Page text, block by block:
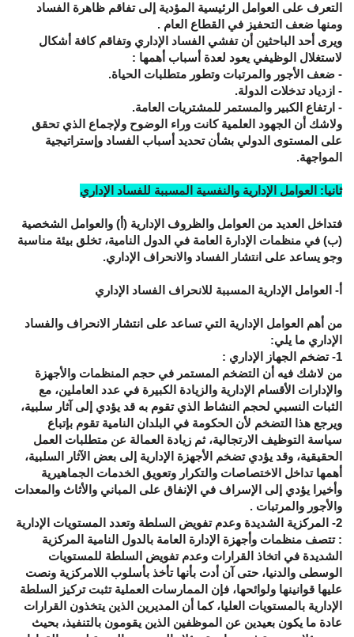
التعرف على العوامل الرئيسية المؤدية إلى تفاقم ظاهرة الفساد
ومنها ضعف التحفيز في القطاع العام .
ويرى أحد الباحثين أن تفشي الفساد الإداري وتفاقم كافة أشكال
لاستغلال الوظيفي يعود لعدة أسباب أهمها :
- ضعف الأجور والمرتبات وتطور متطلبات الحياة.
- ازدياد تدخلات الدولة.
- ارتفاع الكبير والمستمر للمشتريات العامة.
ولاشك أن الجهود العلمية كانت وراء الوضوح ولإجماع الذي تحقق
على المستوى الدولي بشأن تحديد أسباب الفساد وإستراتيجية
المواجهة.
ثانيا: العوامل الإدارية والنفسية المسببة للفساد الإداري
فتداخل العديد من العوامل والظروف الإدارية (أ) والعوامل الشخصية
(ب) في منظمات الإدارة العامة في الدول النامية، تخلق بيئة مناسبة
وجو يساعد على انتشار الفساد والانحراف الإداري.
أ- العوامل الإدارية المسببة للانحراف الفساد الإداري
من أهم العوامل الإدارية التي تساعد على انتشار الانحراف والفساد
الإداري ما يلي:
1- تضخم الجهاز الإداري :
من لاشك فيه أن التضخم المستمر في حجم المنظمات والأجهزة
والإدارات الأقسام الإدارية والزيادة الكبيرة في عدد العاملين، مع
الثبات النسبي لحجم النشاط الذي تقوم به قد يؤدي إلى آثار سلبية،
ويرجع هذا التضخم لأن الحكومة في البلدان النامية تقوم بإتباع
سياسة التوظيف الارتجالية، ثم زيادة العمالة عن متطلبات العمل
الحقيقية، وقد يؤدي تضخم الأجهزة الإدارية إلى بعض الآثار السلبية،
أهمها تداخل الاختصاصات والتكرار وتعويق الخدمات الجماهيرية
وأخيرا يؤدي إلى الإسراف في الإنفاق على المباني والأثاث والمعدات
والأجور والمرتبات .
2- المركزية الشديدة وعدم تفويض السلطة وتعدد المستويات الإدارية
: تتصف منظمات وأجهزة الإدارة العامة بالدول النامية المركزية
الشديدة في اتخاذ القرارات وعدم تفويض السلطة للمستويات
الوسطى والدنيا، حتى آن أدت بأنها تأخذ بأسلوب اللامركزية ونصت
عليها قوانينها ولوائحها، فإن الممارسات العملية تثبت تركيز السلطة
الإدارية بالمستويات العليا، كما أن المديرين الذين يتخذون القرارات
عادة ما يكون بعيدين عن الموظفين الذين يقومون بالتنفيذ، بحيث